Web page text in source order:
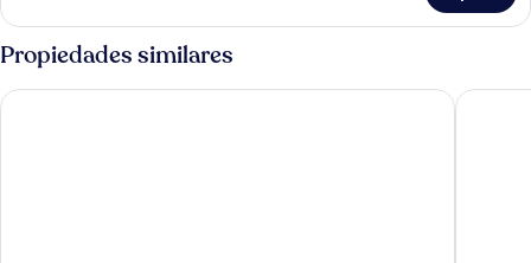
Propiedades similares
Kizingo Beach Eco Lodge Kijani